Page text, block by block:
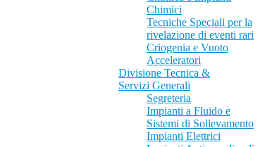
Chimici
Tecniche Speciali per la
rivelazione di eventi rari
Criogenia e Vuoto
Acceleratori
Divisione Tecnica &
Servizi Generali
Segreteria
Impianti a Fluido e
Sistemi di Sollevamento
Impianti Elettrici